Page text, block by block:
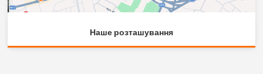
Наше розташування